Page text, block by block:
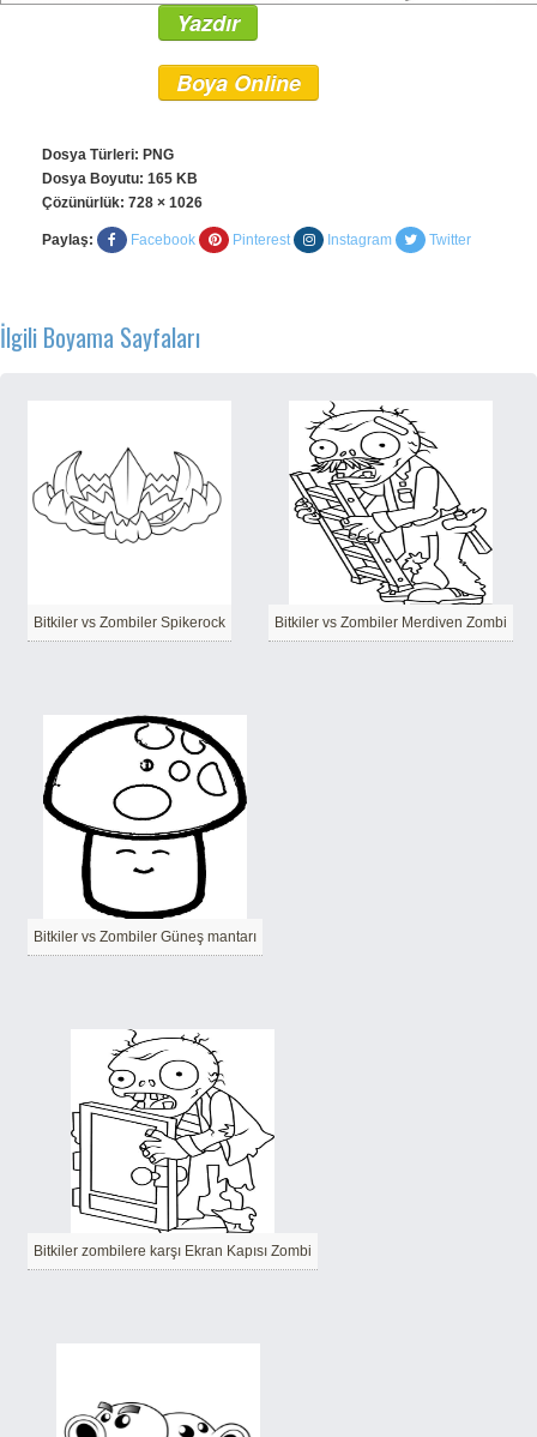
Yazdır
Boya Online
Dosya Türleri: PNG
Dosya Boyutu: 165 KB
Çözünürlük: 728 × 1026
Paylaş: Facebook Pinterest Instagram Twitter
İlgili Boyama Sayfaları
Bitkiler vs Zombiler Spikerock Bitkiler vs Zombiler Merdiven Zombi
Bitkiler vs Zombiler Güneş mantarı
Bitkiler zombilere karşı Ekran Kapısı Zombi